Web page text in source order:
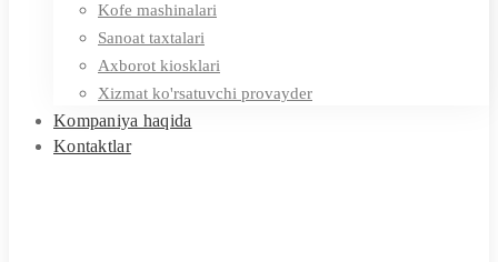
Kofe mashinalari
Sanoat taxtalari
Axborot kiosklari
Xizmat ko'rsatuvchi provayder
Kompaniya haqida
Kontaktlar